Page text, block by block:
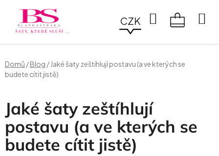
obsah
CZK
Hledat
Domů /Blog / Jaké šaty zeštíhlují postavu (a ve kterých se
budete cítit jistě)
Jaké šaty zeštíhlují
postavu (a ve kterých se
budete cítit jistě)